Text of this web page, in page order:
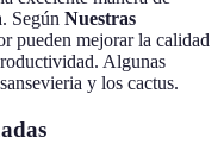
Según Nuestras
pueden mejorar la calidad
Algunas
y los cactus.